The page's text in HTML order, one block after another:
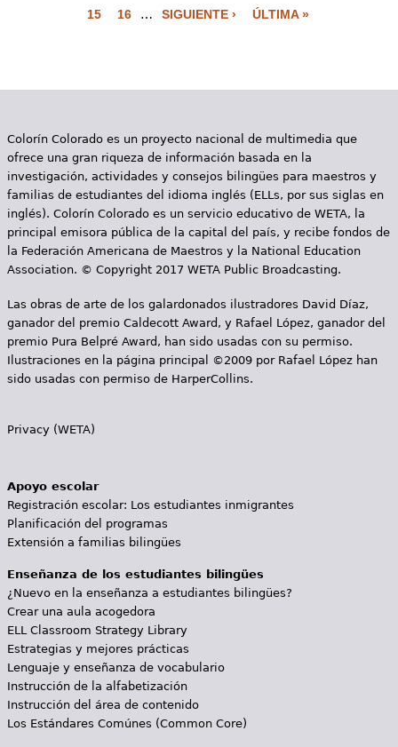
i
a
s
15 16 … SIGUIENTE › ÚLTIMA »
Colorín Colorado es un proyecto nacional de multimedia que
ofrece una gran riqueza de información basada en la
investigación, actividades y consejos bilingües para maestros y
familias de estudiantes del idioma inglés (ELLs, por sus siglas en
inglés). Colorín Colorado es un servicio educativo de WETA, la
principal emisora pública de la capital del país, y recibe fondos de
la Federación Americana de Maestros y la National Education
Association. © Copyright 2017 WETA Public Broadcasting.
Las obras de arte de los galardonados ilustradores David Díaz,
ganador del premio Caldecott Award, y Rafael López, ganador del
premio Pura Belpré Award, han sido usadas con su permiso.
Ilustraciones en la página principal ©2009 por Rafael López han
sido usadas con permiso de HarperCollins.
Privacy (WETA)
Apoyo escolar
Registración escolar: Los estudiantes inmigrantes
Planificación del programas
Extensión a familias bilingües
Enseñanza de los estudiantes bilingües
¿Nuevo en la enseñanza a estudiantes bilingües?
Crear una aula acogedora
ELL Classroom Strategy Library
Estrategias y mejores prácticas
Lenguaje y enseñanza de vocabulario
Instrucción de la alfabetización
Instrucción del área de contenido
Los Estándares Comúnes (Common Core)